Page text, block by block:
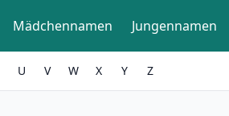
Mädchennamen Jungennamen
U V W X Y Z